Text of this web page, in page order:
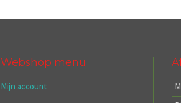
Webshop menu
Mijn account